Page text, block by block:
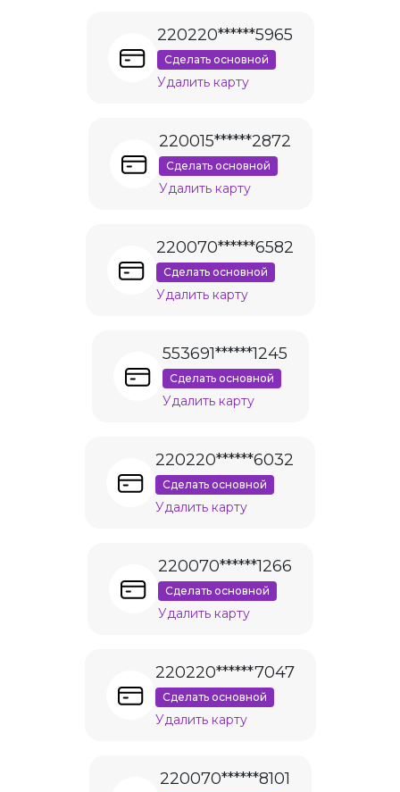
220220******5965
Сделать основной
Удалить карту
220015******2872
Сделать основной
Удалить карту
220070******6582
Сделать основной
Удалить карту
553691******1245
Сделать основной
Удалить карту
220220******6032
Сделать основной
Удалить карту
220070******1266
Сделать основной
Удалить карту
220220******7047
Сделать основной
Удалить карту
220070******8101